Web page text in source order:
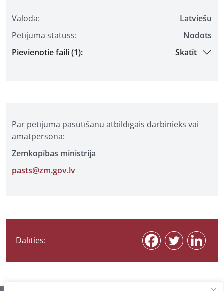
Valoda:
Latviešu
Pētījuma statuss:
Nodots
Pievienotie faili (1):
Skatīt
Par pētījuma pasūtīšanu atbildīgais darbinieks vai
amatpersona:
Zemkopības ministrija
pasts@zm.gov.lv
Dalīties: